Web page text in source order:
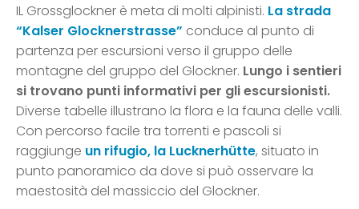
IL Grossglockner è meta di molti alpinisti. La strada
“Kalser Glocknerstrasse” conduce al punto di
partenza per escursioni verso il gruppo delle
montagne del gruppo del Glockner. Lungo i sentieri
si trovano punti informativi per gli escursionisti.
Diverse tabelle illustrano la flora e la fauna delle valli.
Con percorso facile tra torrenti e pascoli si
raggiunge un rifugio, la Lucknerhütte, situato in
punto panoramico da dove si può osservare la
maestosità del massiccio del Glockner.